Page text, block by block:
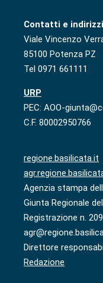
Contatti e indirizzi
Viale Vincenzo
85100 Potenza PZ
Tel 0971 661111
URP
PEC: AOO-
C.F. 80002950766
regione.basilicata.it
Agenzia stampa
Giunta Regionale
Registrazione n.
Direttore
Redazione